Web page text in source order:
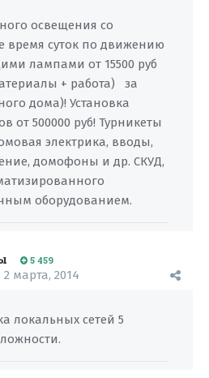
освещения со
время суток по движению
лампами от 15500 руб
+ работа) за
дома)! Установка
от 500000 руб! Турникеты
электрика, вводы,
домофоны и др. СКУД,
оборудованием.
5 459
2 марта, 2014
локальных сетей 5